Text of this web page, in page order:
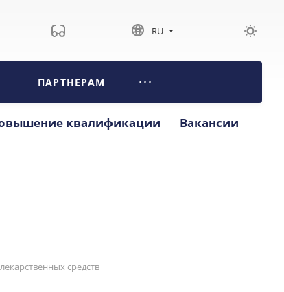
RU
ПАРТНЕРАМ
квалификации Вакансии
средств